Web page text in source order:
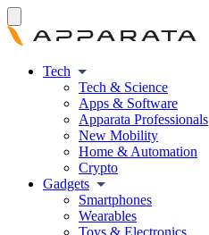
Tech
Tech & Science
Apps & Software
Apparata Professionals
New Mobility
Home & Automation
Crypto
Gadgets
Smartphones
Wearables
Toys & Electronics